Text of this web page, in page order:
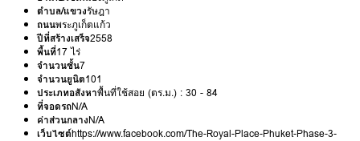
ตำบล/แขวงรัษฎา
ถนนพระภูเก็ตแก้ว
ปีที่สร้างเสร็จ2558
พื้นที่17 ไร่
จำนวนชั้น7
จำนวนยูนิต101
ประเภทอสังหาพื้นที่ใช้สอย (ตร.ม.) : 30 - 84
ที่จอดรถN/A
ค่าส่วนกลางN/A
เว็บไซต์https://www.facebook.com/The-Royal-Place-Phuket-Phase-3-